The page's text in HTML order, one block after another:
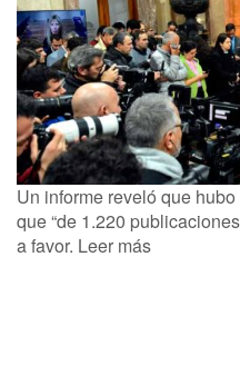
Un informe reveló que
que “de 1.220
a favor. Leer más